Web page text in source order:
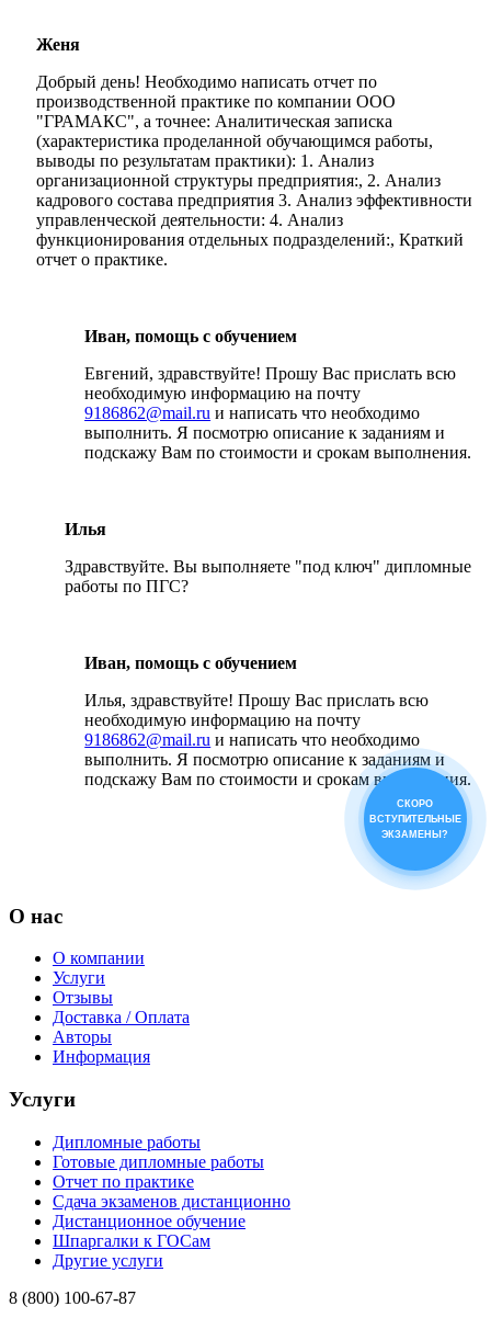
Женя
Добрый день! Необходимо написать отчет по
производственной практике по компании ООО
"ГРАМАКС", а точнее: Аналитическая записка
(характеристика проделанной обучающимся работы,
выводы по результатам практики): 1. Анализ
организационной структуры предприятия:, 2. Анализ
кадрового состава предприятия 3. Анализ эффективности
управленческой деятельности: 4. Анализ
функционирования отдельных подразделений:, Краткий
отчет о практике.
Иван, помощь с обучением
Евгений, здравствуйте! Прошу Вас прислать всю
необходимую информацию на почту
9186862@mail.ru и написать что необходимо
выполнить. Я посмотрю описание к заданиям и
подскажу Вам по стоимости и срокам выполнения.
Илья
Здравствуйте. Вы выполняете "под ключ" дипломные
работы по ПГС?
Иван, помощь с обучением
Илья, здравствуйте! Прошу Вас прислать всю
необходимую информацию на почту
9186862@mail.ru и написать что необходимо
выполнить. Я посмотрю описание к заданиям и
подскажу Вам по стоимости и срокам выполнения.
О нас
О компании
Услуги
Отзывы
Доставка / Оплата
Авторы
Информация
Услуги
Дипломные работы
Готовые дипломные работы
Отчет по практике
Сдача экзаменов дистанционно
Дистанционное обучение
Шпаргалки к ГОСам
Другие услуги
8 (800) 100-67-87
СКОРО
ВСТУПИТЕЛЬНЫЕ
ЭКЗАМЕНЫ?